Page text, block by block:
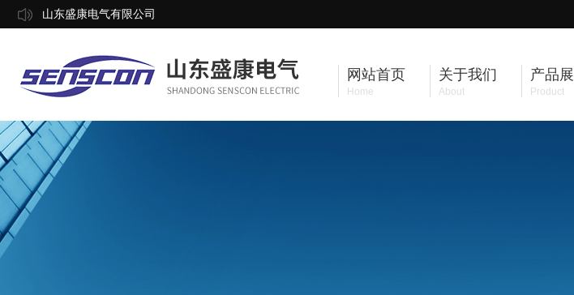
山东盛康电气有限公司
网站首页
Home
关于我们
About
产品
Product